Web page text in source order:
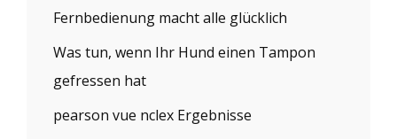
Fernbedienung macht alle glücklich
Was tun, wenn Ihr Hund einen Tampon
gefressen hat
pearson vue nclex Ergebnisse